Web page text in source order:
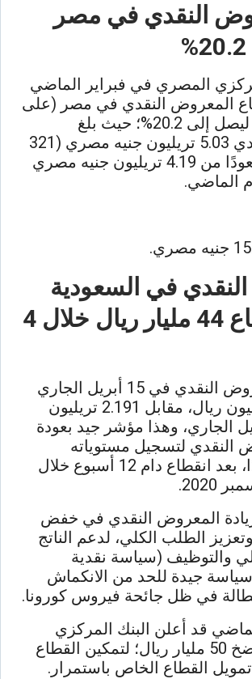
النقدي في مصر
المصري في فبراير الماضي
ارتفاع المعروض النقدي في مصر (على
أساس سنوي) ليصل إلى 20.2%؛ حيث بلغ
المعروض النقدي 5.03 تريليون جنيه مصري (321
مليار دولار) صعودًا من 4.19 تريليون جنيه مصري
الماضي.
في السعودية
يشهد ارتفاع 44 مليار ريال خلال 4
قد وصل المعروض النقدي في 15 أبريل الجاري
إلى 2.193 تريليون ريال، مقابل 2.191 تريليون
في 8 أبريل الجاري، وهذا مؤشر جيد بعودة
النقدي لتسجيل مستوياته
القياسية مجددًا، بعد انقطاع دام 12 أسبوع خلال
المعروض النقدي في خفض
الطلب الكلي، لدعم الناتج
والتوظيف (سياسة نقدية
جيدة للحد من الانكماش
في ظل جائحة فيروس كورونا.
قد أعلن البنك المركزي
السعودي عن ضخ 50 مليار ريال؛ لتمكين القطاع
القطاع الخاص باستمرار.